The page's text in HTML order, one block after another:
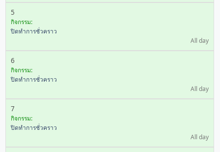
5
กิจกรรม:
ปิดทำการชั่วคราว
All day
6
กิจกรรม:
ปิดทำการชั่วคราว
All day
7
กิจกรรม:
ปิดทำการชั่วคราว
All day